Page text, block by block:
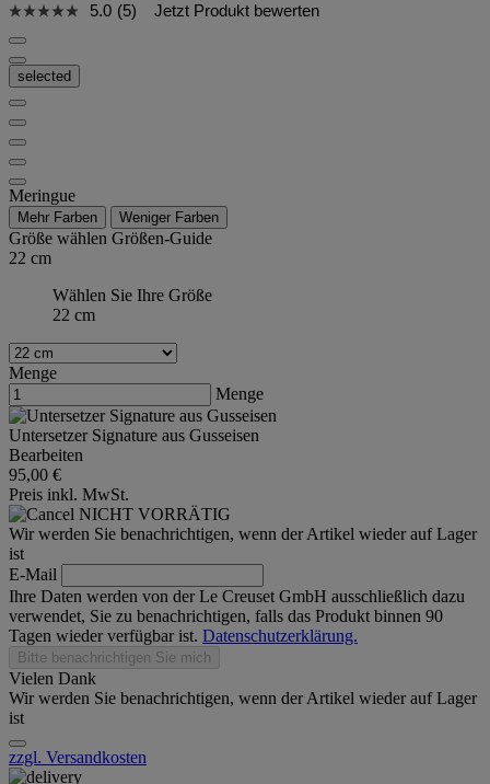
5.0 (5) Jetzt Produkt bewerten
selected
Meringue
Mehr Farben Weniger Farben
Größe wählen Größen-Guide
22 cm
Wählen Sie Ihre Größe
22 cm
Menge
Menge
Untersetzer Signature aus Gusseisen
Bearbeiten
95,00 €
Preis inkl. MwSt.
NICHT VORRÄTIG
Wir werden Sie benachrichtigen, wenn der Artikel wieder auf Lager
ist
E-Mail
Ihre Daten werden von der Le Creuset GmbH ausschließlich dazu
verwendet, Sie zu benachrichtigen, falls das Produkt binnen 90
Tagen wieder verfügbar ist. Datenschutzerklärung.
Bitte benachrichtigen Sie mich
Vielen Dank
Wir werden Sie benachrichtigen, wenn der Artikel wieder auf Lager
ist
zzgl. Versandkosten